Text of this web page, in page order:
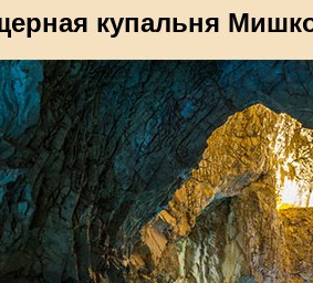
купальня